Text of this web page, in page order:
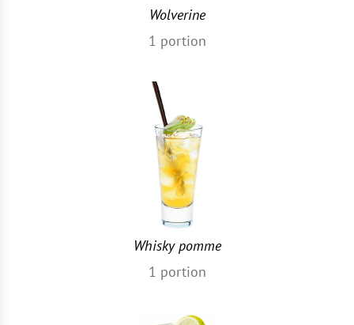
Wolverine
1 portion
Whisky pomme
1 portion